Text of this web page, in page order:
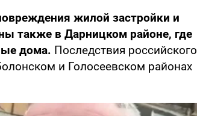
жилой застройки и
также в Дарницком районе, где
дома. Последствия российского
и Голосеевском районах